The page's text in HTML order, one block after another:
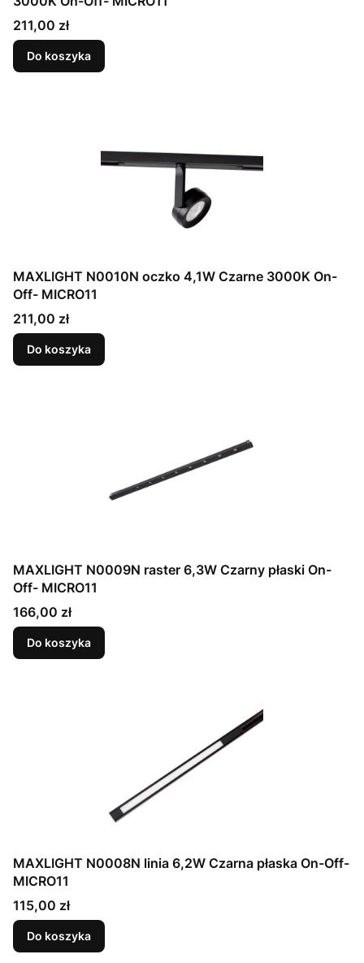
Cena
211,00 zł
Do koszyka
MAXLIGHT N0010N oczko 4,1W Czarne 3000K On-
Off- MICRO11
Cena
211,00 zł
Do koszyka
MAXLIGHT N0009N raster 6,3W Czarny płaski On-
Off- MICRO11
Cena
166,00 zł
Do koszyka
MAXLIGHT N0008N linia 6,2W Czarna płaska On-Off-
MICRO11
Cena
115,00 zł
Do koszyka